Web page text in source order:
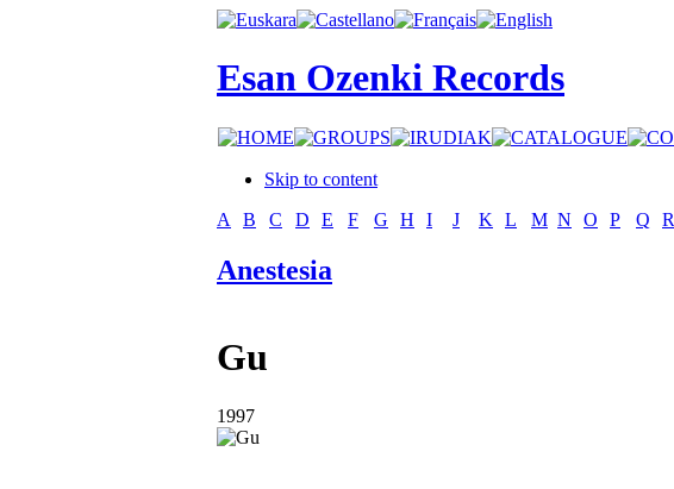
Esan Ozenki Records
Skip to content
A
B C D E F G H I J K L M N O P Q R
Anestesia
Gu
1997